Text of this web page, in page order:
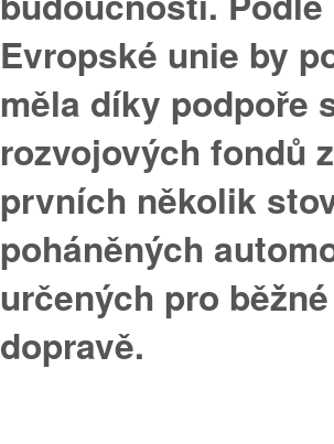
Evropské unie by
měla díky podpoře
rozvojových fondů
prvních několik
poháněných
určených pro
dopravě.